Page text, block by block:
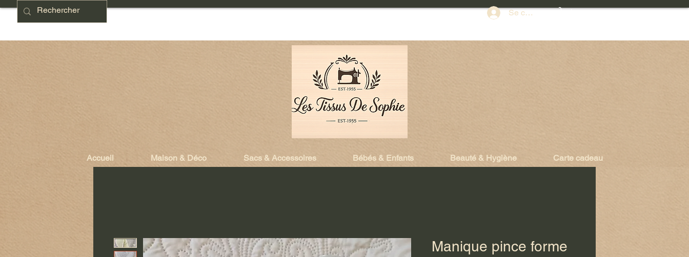
Se connecter
Accueil Maison & Déco Sacs & Accessoires Bébés & Enfants Beauté & Hygiène Carte cadeau
Manique pince forme